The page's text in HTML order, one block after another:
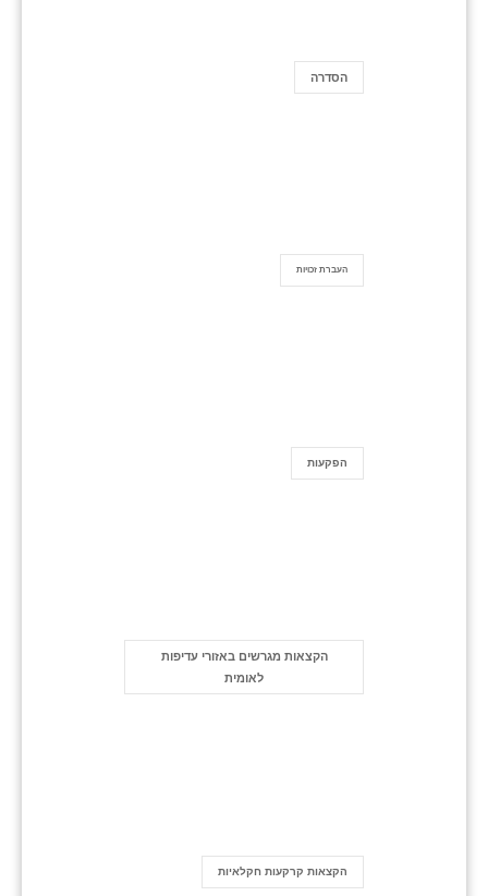
הסדרה
העברת זכויות
הפקעות
הקצאות מגרשים באזורי עדיפות
לאומית
הקצאות קרקעות חקלאיות